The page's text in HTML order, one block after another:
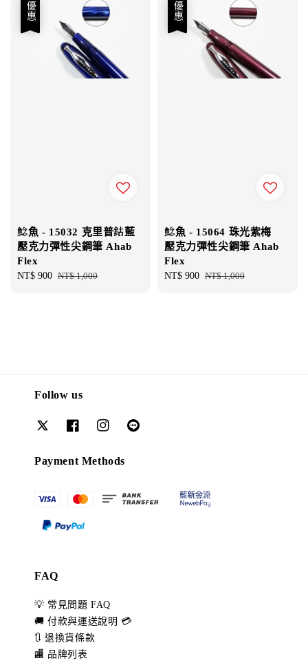
優惠
鯰魚 - 15032 克里普鈷藍
壓克力彈性尖鋼筆 Ahab
Flex
Sale
NT$ 900 Regular
NT$ 1,000
優惠
鯰魚 - 15064 珠光紫梅
壓克力彈性尖鋼筆 Ahab
Flex
Sale
NT$ 900 Regular
NT$ 1,000
Follow us
Payment Methods
FAQ
💡 常見問題 FAQ
🚚 付款與運送說明 💳
🔃 退換貨條款
🏬 品牌列表